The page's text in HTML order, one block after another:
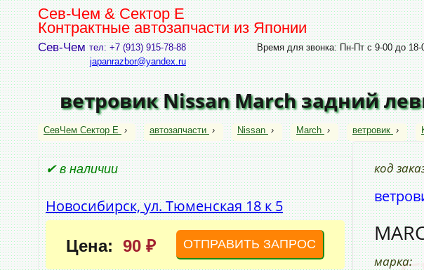
Сев-Чем & Сектор Е
Контрактные автозапчасти из Японии
Сев-Чем тел: +7 (913) 915-78-88
japanrazbor@yandex.ru
Время для звонка: Пн-Пт с 9-00 до
ветровик Nissan March задний
СевЧем Сектор Е › автозапчасти › Nissan › March › ветровик ›
✔ в наличии
Новосибирск, ул. Тюменская 18 к 5
Цена: 90 ₽ ОТПРАВИТЬ ЗАПРОС
код
марка: